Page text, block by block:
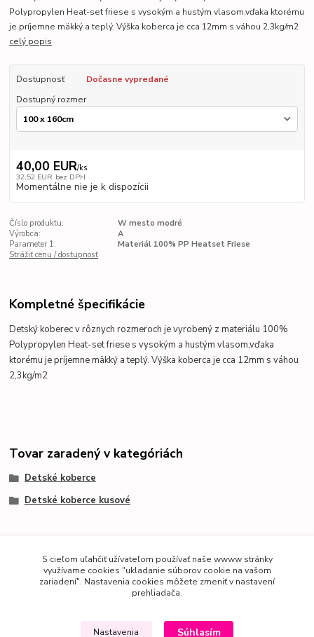
Polypropylen Heat-set friese s vysokým a hustým vlasom,vďaka ktorému
je príjemne mäkký a teplý. Výška koberca je cca 12mm s váhou 2,3kg/m2
celý popis
Dostupnosť
Dočasne vypredané
Dostupný rozmer
40,00 EUR/ks
32,52 EUR bez DPH
Momentálne nie je k dispozícii
Číslo produktu:
W mesto modré
Výrobca:
A
Parameter 1:
Materiál 100% PP Heatset Friese
Strážiť cenu / dostupnosť
Kompletné špecifikácie
Detský koberec v rôznych rozmeroch je vyrobený z materiálu 100%
Polypropylen Heat-set friese s vysokým a hustým vlasom,vďaka
ktorému je príjemne mäkký a teplý. Výška koberca je cca 12mm s váhou
2,3kg/m2
Tovar zaradený v kategóriách
Detské koberce
Detské koberce kusové
S cieľom uľahčiť užívateľom používať naše wwww stránky
využívame cookies "ukladanie súborov cookie na vašom
zariadení". Nastavenia cookies môžete zmeniť v nastavení
prehliadača.
Nastavenia Súhlasím